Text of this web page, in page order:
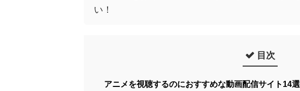
い！
目次
アニメを視聴するのにおすすめな動画配信サイト14選